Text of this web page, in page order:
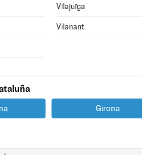
Vilajuïga
Vilanant
Girona